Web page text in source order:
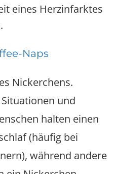
eines Herzinfarktes
Naps
Nickerchens.
und
halten einen
(häufig bei
während andere